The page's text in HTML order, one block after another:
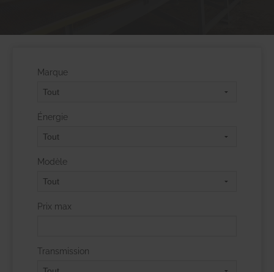
Marque
Énergie
Modèle
Prix max
Transmission